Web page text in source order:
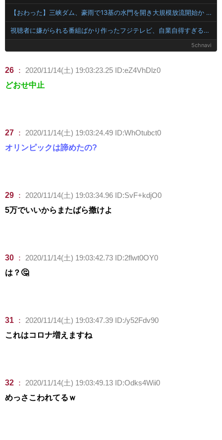
【おわった】三峡ダム、豪雨で13基の水門を開き大規模放流開始か 下流の工場地帯に洪水流入で崩壊はじまる
視聴者に嫌がられる番組ばかり作ったフジテレビ、自業自得すぎる立場に陥ってしまい……
5chnavi
26 ：
2020/11/14(土) 19:03:23.25 ID:eZ4VhDlz0
どおせ中止
27 ：
2020/11/14(土) 19:03:24.49 ID:WhOtubct0
オリンピックは諦めたの?
29 ：
2020/11/14(土) 19:03:34.96 ID:SvF+kdjO0
5万でいいからまたばら撒けよ
30 ：
2020/11/14(土) 19:03:42.73 ID:2flwt0OY0
は？🤔
31 ：
2020/11/14(土) 19:03:47.39 ID:/y52Fdv90
これはコロナ増えますね
32 ：
2020/11/14(土) 19:03:49.13 ID:Odks4Wii0
めっさこわれてるｗ